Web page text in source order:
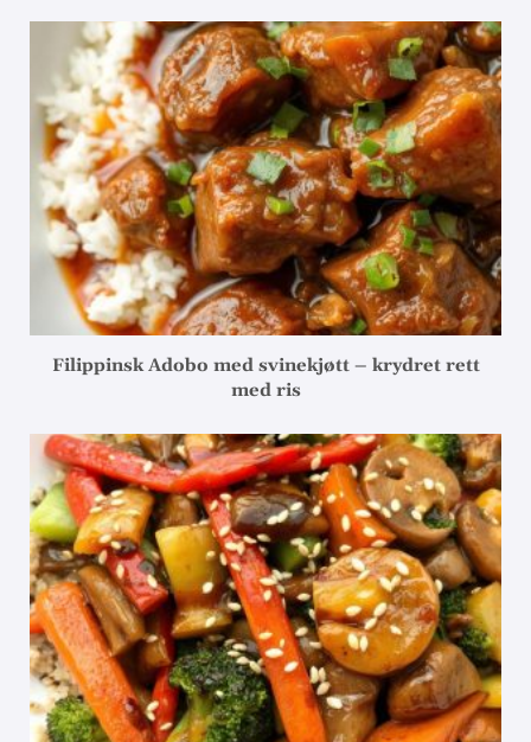
Filippinsk Adobo med svinekjøtt – krydret rett
med ris